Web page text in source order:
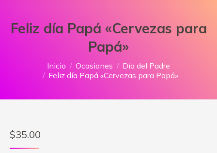
Feliz día Papá «Cervezas para
Papá»
Estás aquí:Inicio Ocasiones
Día del Padre
Feliz día Papá «Cervezas para Papá»
$35.00